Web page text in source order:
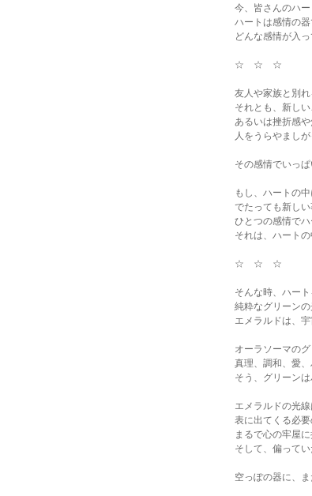
今、皆さんのハ
ハートは感情の器
どんな感情が入
☆ ☆ ☆
友人や家族と別
それとも、新し
あるいは挫折感や
人をうらやまし
その感情でいっ
もし、ハートの
でたっても新しい
ひとつの感情で
それは、ハート
☆ ☆ ☆
そんな時、ハー
純粋なグリーンの
エメラルドは、
オーラソーマの
真理、調和、愛、
そう、グリーン
エメラルドの光
表に出てくる必
まるで心の牢屋
そして、偏って
空っぽの器に、